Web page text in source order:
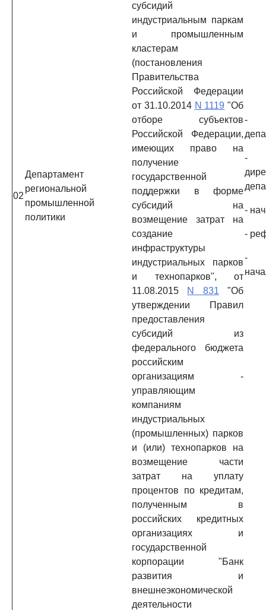
02
Департамент
региональной
промышленной
политики
субсидий
индустриальным паркам
и промышленным
кластерам
(постановления
Правительства
Российской Федерации
от 31.10.2014 N 1119 "Об
отборе субъектов
Российской Федерации,
имеющих право на
получение
государственной
поддержки в форме
субсидий на
возмещение затрат на
создание
инфраструктуры
индустриальных парков
и технопарков", от
11.08.2015 N 831 "Об
утверждении Правил
предоставления
субсидий из
федерального бюджета
российским
организациям -
управляющим
компаниям
индустриальных
(промышленных) парков
и (или) технопарков на
возмещение части
затрат на уплату
процентов по кредитам,
полученным в
российских кредитных
организациях и
государственной
корпорации "Банк
развития и
внешнеэкономической
деятельности
-
-
-
-
-